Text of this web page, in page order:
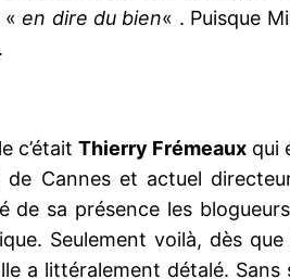
«en dire du bien« . Puisque
c’étaitThierry Frémeaux qui
de Cannes et actuel
de sa présence les
Seulement voilà, dès
a littéralement détalé.